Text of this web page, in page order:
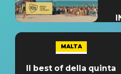
MALTA
Il best of della quinta